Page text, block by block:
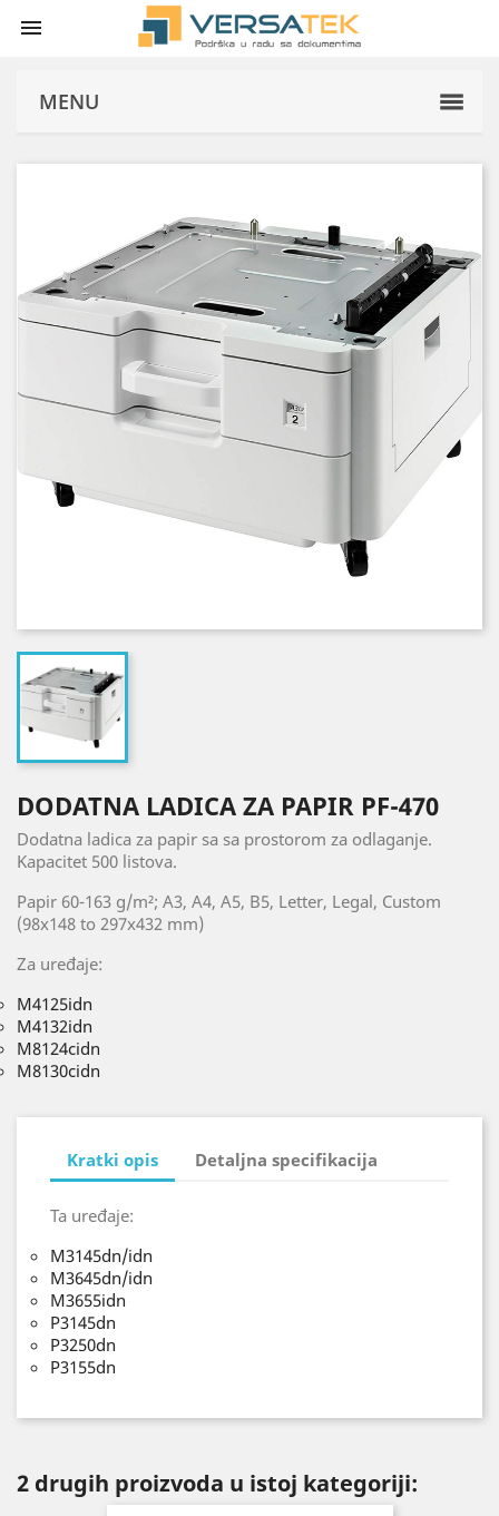

MENU
DODATNA LADICA ZA PAPIR PF-470
Dodatna ladica za papir sa sa prostorom za odlaganje.
Kapacitet 500 listova.
Papir 60-163 g/m²; A3, A4, A5, B5, Letter, Legal, Custom
(98x148 to 297x432 mm)
Za uređaje:
M4125idn
M4132idn
M8124cidn
M8130cidn
Kratki opis Detaljna specifikacija
Ta uređaje:
M3145dn/idn
M3645dn/idn
M3655idn
P3145dn
P3250dn
P3155dn
2 drugih proizvoda u istoj kategoriji: